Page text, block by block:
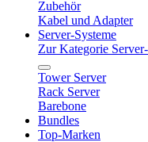
Zubehör
Kabel und Adapter
Server-Systeme
Zur Kategorie
Tower Server
Rack Server
Barebone
Bundles
Top-Marken